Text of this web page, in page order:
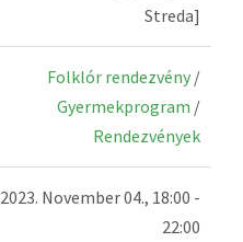
Streda]
Folklór rendezvény /
Gyermekprogram /
Rendezvények
2023. November 04., 18:00 -
22:00